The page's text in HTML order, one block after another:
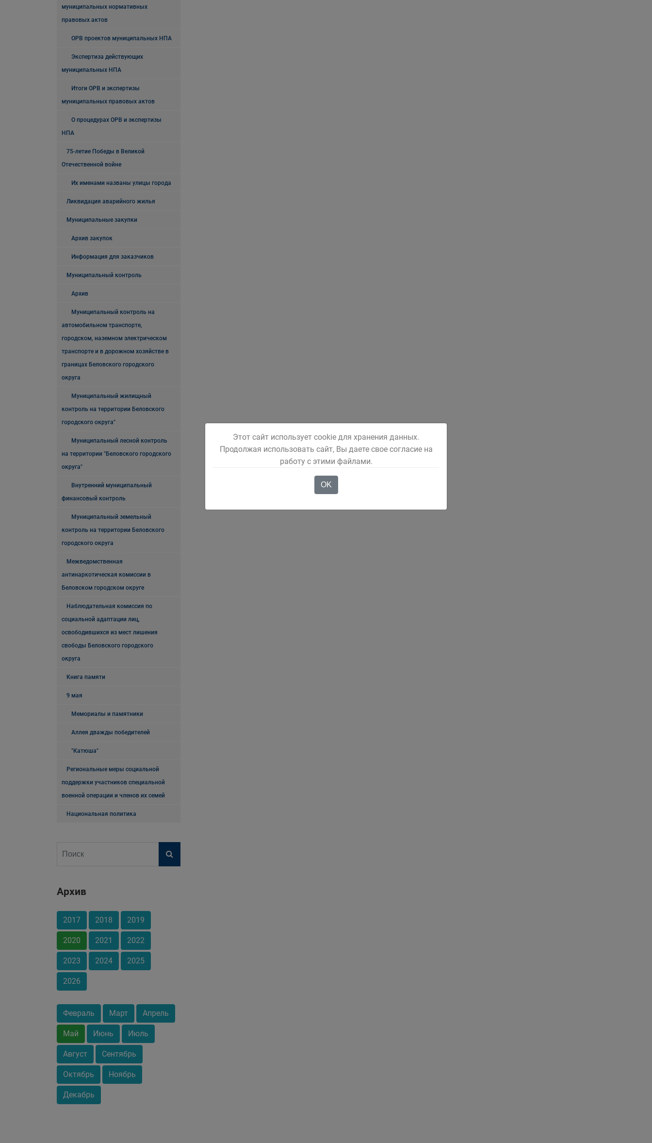
муниципальных нормативных
правовых актов
ОРВ проектов муниципальных НПА
Экспертиза действующих
муниципальных НПА
Итоги ОРВ и экспертизы
муниципальных правовых актов
О процедурах ОРВ и экспертизы
НПА
75-летие Победы в Великой
Отечественной войне
Их именами названы улицы города
Ликвидация аварийного жилья
Муниципальные закупки
Архив закупок
Информация для заказчиков
Муниципальный контроль
Архив
Муниципальный контроль на
автомобильном транспорте,
городском, наземном электрическом
транспорте и в дорожном хозяйстве в
границах Беловского городского
округа
Муниципальный жилищный
контроль на территории Беловского
городского округа"
Муниципальный лесной контроль
на территории "Беловского городского
округа"
Внутренний муниципальный
финансовый контроль
Муниципальный земельный
контроль на территории Беловского
городского округа
Межведомственная
антинаркотическая комиссии в
Беловском городском округе
Наблюдательная комиссия по
социальной адаптации лиц,
освободившихся из мест лишения
свободы Беловского городского
округа
Книга памяти
9 мая
Мемориалы и памятники
Аллея дважды победителей
"Катюша"
Региональные меры социальной
поддержки участников специальной
военной операции и членов их семей
Национальная политика
Архив
2017 2018 2019
2020 2021 2022
2023 2024 2025
2026
Февраль Март Апрель
Май Июнь Июль
Август Сентябрь
Октябрь Ноябрь
Декабрь
Этот сайт использует cookie для хранения данных.
Продолжая использовать сайт, Вы даете свое согласие на
работу с этими файлами.
OK